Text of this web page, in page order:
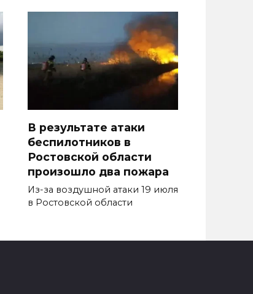
В результате атаки
беспилотников в
Ростовской области
произошло два пожара
Из-за воздушной атаки 19 июля
в Ростовской области